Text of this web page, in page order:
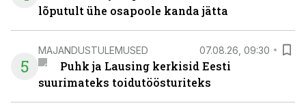
lõputult ühe osapoole kanda jätta
5
MAJANDUSTULEMUSED 07.08.26, 09:30
Puhk ja Lausing kerkisid Eesti
suurimateks toidutöösturiteks